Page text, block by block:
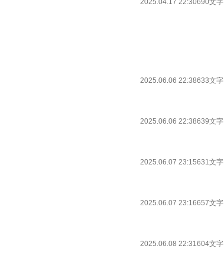
2025.04.17 22:30690文字
2025.06.06 22:38633文字
2025.06.06 22:38639文字
2025.06.07 23:15631文字
2025.06.07 23:16657文字
2025.06.08 22:31604文字